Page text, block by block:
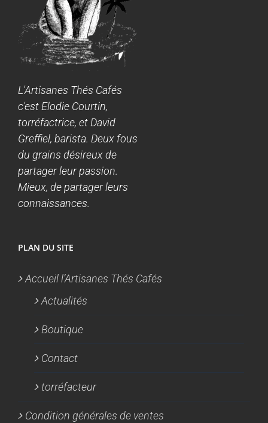
L'Artisanes Thés Cafés
c'est Elodie Courtin,
torréfactrice, et David
Greffiel, barista. Deux fous
du grains désireux de
partager leur passion.
Mieux, de partager leurs
connaissances.
PLAN DU SITE
Accueil l’Artisanes Thés Cafés
Actualités
Boutique
Contact
torréfacteur
Condition générales de ventes